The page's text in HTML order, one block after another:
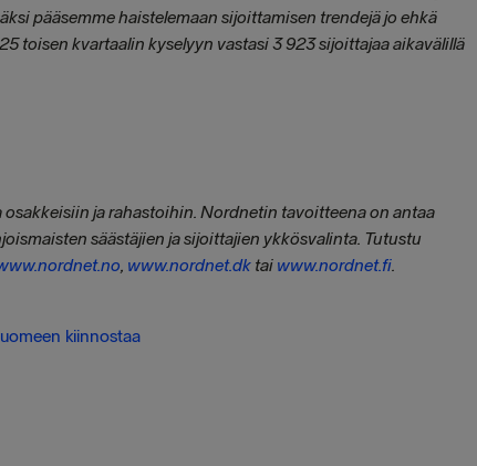
pääsemme haistelemaan sijoittamisen trendejä jo ehkä
toisen kvartaalin kyselyyn vastasi 3 923 sijoittajaa aikavälillä
ja rahastoihin. Nordnetin tavoitteena on antaa
säästäjien ja sijoittajien ykkösvalinta. Tutustu
, www.nordnet.dk tai www.nordnet.fi.
kiinnostaa